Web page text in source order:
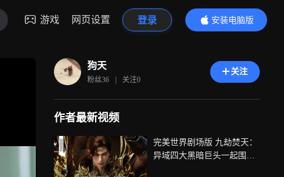
游戏 网页设置 登录
安装电脑版
内容更精彩
狗天
粉丝36 | 关注0
关注
作者最新视频
完美世界剧场版 九劫焚天：
异域四大黑暗巨头一起围